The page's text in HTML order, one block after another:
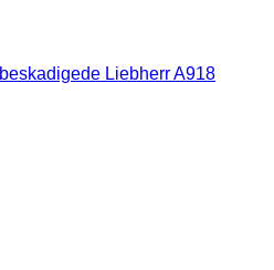
beskadigede Liebherr A918